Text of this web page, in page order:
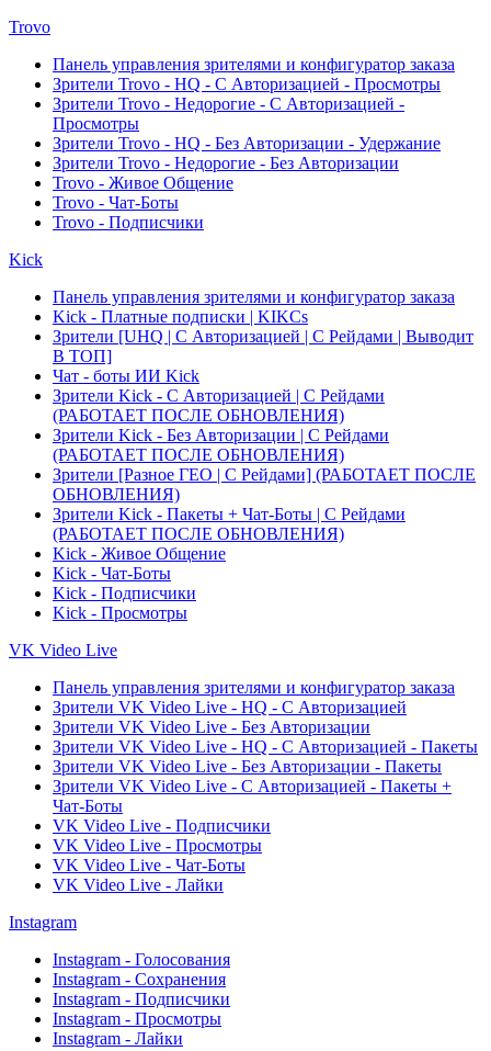
Trovo
Панель управления зрителями и конфигуратор заказа
Зрители Trovo - HQ - С Авторизацией - Просмотры
Зрители Trovo - Недорогие - С Авторизацией -
Просмотры
Зрители Trovo - HQ - Без Авторизации - Удержание
Зрители Trovo - Недорогие - Без Авторизации
Trovo - Живое Общение
Trovo - Чат-Боты
Trovo - Подписчики
Kick
Панель управления зрителями и конфигуратор заказа
Kick - Платные подписки | KIKCs
Зрители [UHQ | С Авторизацией | С Рейдами | Выводит
В ТОП]
Чат - боты ИИ Kick
Зрители Kick - С Авторизацией | С Рейдами
(РАБОТАЕТ ПОСЛЕ ОБНОВЛЕНИЯ)
Зрители Kick - Без Авторизации | С Рейдами
(РАБОТАЕТ ПОСЛЕ ОБНОВЛЕНИЯ)
Зрители [Разное ГЕО | С Рейдами] (РАБОТАЕТ ПОСЛЕ
ОБНОВЛЕНИЯ)
Зрители Kick - Пакеты + Чат-Боты | С Рейдами
(РАБОТАЕТ ПОСЛЕ ОБНОВЛЕНИЯ)
Kick - Живое Общение
Kick - Чат-Боты
Kick - Подписчики
Kick - Просмотры
VK Video Live
Панель управления зрителями и конфигуратор заказа
Зрители VK Video Live - HQ - С Авторизацией
Зрители VK Video Live - Без Авторизации
Зрители VK Video Live - HQ - С Авторизацией - Пакеты
Зрители VK Video Live - Без Авторизации - Пакеты
Зрители VK Video Live - С Авторизацией - Пакеты +
Чат-Боты
VK Video Live - Подписчики
VK Video Live - Просмотры
VK Video Live - Чат-Боты
VK Video Live - Лайки
Instagram
Instagram - Голосования
Instagram - Сохранения
Instagram - Подписчики
Instagram - Просмотры
Instagram - Лайки